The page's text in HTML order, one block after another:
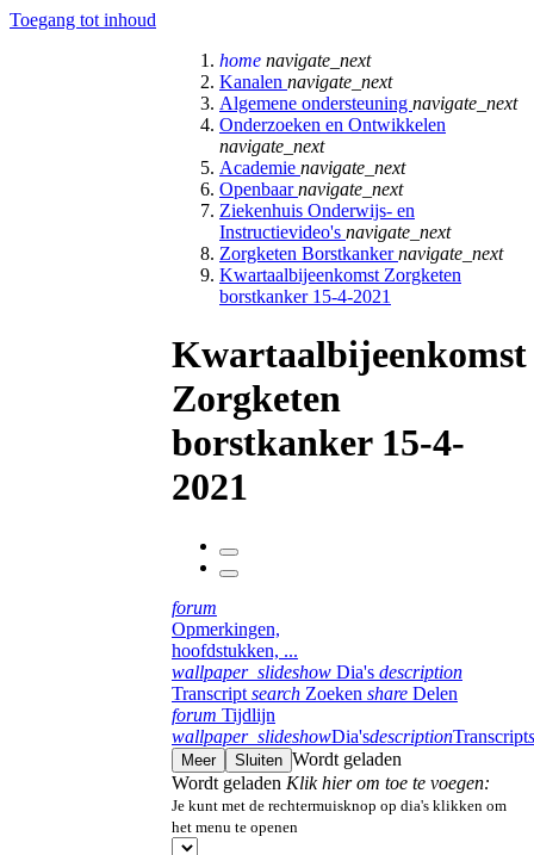
Toegang tot inhoud
home navigate_next
Kanalen navigate_next
Algemene ondersteuning navigate_next
Onderzoeken en Ontwikkelen
navigate_next
Academie navigate_next
Openbaarnavigate_next
Ziekenhuis Onderwijs- en
Instructievideo's navigate_next
Zorgketen Borstkankernavigate_next
Kwartaalbijeenkomst Zorgketen
borstkanker 15-4-2021
Kwartaalbijeenkomst
Zorgketen
borstkanker 15-4-
2021
forum
Opmerkingen,
hoofdstukken, ...
wallpaper_slideshow Dia's description
Transcript search Zoeken share Delen
forum Tijdlijn
wallpaper_slideshowDia'sdescriptionTranscript
Meer Sluiten Wordt geladen
Wordt geladen Klik hier om toe te voegen:
Je kunt met de rechtermuisknop op dia's klikken om
het menu te openen